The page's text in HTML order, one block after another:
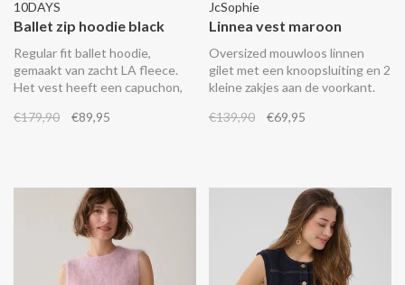
10DAYS
Ballet zip hoodie black
Regular fit ballet hoodie,
gemaakt van zacht LA fleece.
Het vest heeft een capuchon,
een verlaagde schouderinzet,
linkerborst.
€179,90 €89,95
JcSophie
Linnea vest maroon
Oversized mouwloos linnen
gilet met een knoopsluiting en 2
kleine zakjes aan de voorkant.
bijpassende Loire pantalon.
€139,90 €69,95